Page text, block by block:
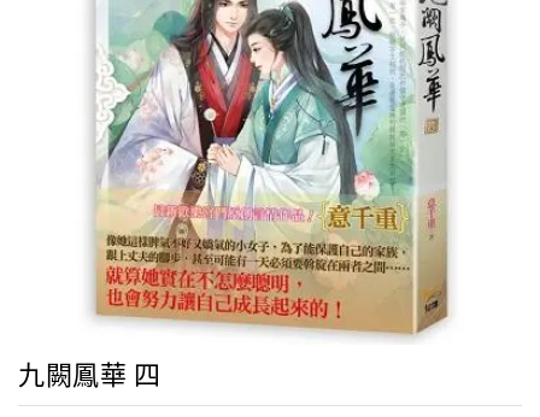
九闕鳳華 四